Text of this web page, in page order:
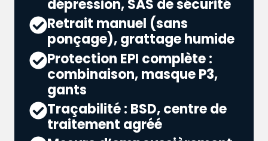
dépression, SAS de sécurité
Retrait manuel (sans
ponçage), grattage humide
Protection EPI complète :
combinaison, masque P3,
gants
Traçabilité : BSD, centre de
traitement agréé